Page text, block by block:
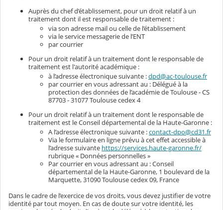
Auprès du chef d’établissement, pour un droit relatif à un
traitement dont il est responsable de traitement :
via son adresse mail ou celle de l’établissement
via le service messagerie de l’ENT
par courrier
Pour un droit relatif à un traitement dont le responsable de
traitement est l'autorité académique :
à l’adresse électronique suivante :dpd@ac-toulouse.fr
par courrier en vous adressant au : Délégué à la
protection des données de l’académie de Toulouse - CS
87703 - 31077 Toulouse cedex 4
Pour un droit relatif à un traitement dont le responsable de
traitement est le Conseil départemental de la Haute-Garonne :
A l’adresse électronique suivante :contact-dpo@cd31.fr
Via le formulaire en ligne prévu à cet effet accessible à
l’adresse suivante https://services.haute-garonne.fr/
rubrique « Données personnelles »
Par courrier en vous adressant au : Conseil
départemental de la Haute-Garonne, 1 boulevard de la
Marquette, 31090 Toulouse cedex 09, France
Dans le cadre de l’exercice de vos droits, vous devez justifier de votre
identité par tout moyen. En cas de doute sur votre identité, les